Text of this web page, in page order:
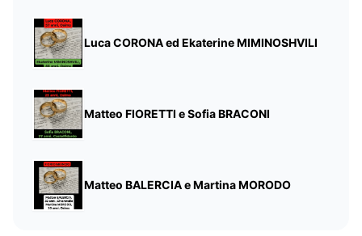
Luca CORONA ed Ekaterine MIMINOSHVILI
Matteo FIORETTI e Sofia BRACONI
Matteo BALERCIA e Martina MORODO